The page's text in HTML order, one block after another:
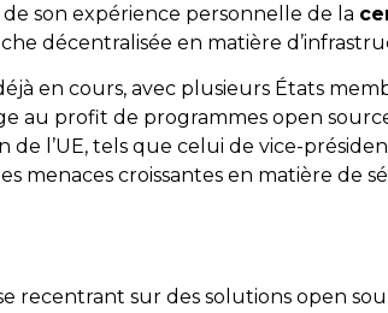
son expérience personnelle de la
décentralisée en matière
en cours, avec plusieurs États
au profit de programmes open
de l’UE, tels que celui de vice-
menaces croissantes en matière de
recentrant sur des solutions open